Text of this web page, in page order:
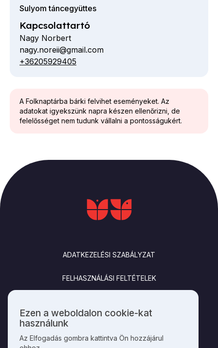
A Folknaptárba bárki felvihet eseményeket. Az
adatokat igyekszünk napra készen ellenőrizni, de
felelősséget nem tudunk vállalni a pontosságukért.
Sulyom táncegyüttes
Kapcsolattartó
Nagy Norbert
E-
mail
nagy.noreii@gmail.com
Telefon
+36205929405
ADATKEZELÉSI SZABÁLYZAT
FELHASZNÁLÁSI FELTÉTELEK
Személyes
adatok
és
Ezen a weboldalon cookie-kat
használunk
Az Elfogadás gombra kattintva Ön hozzájárul